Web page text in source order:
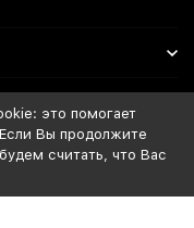
это помогает
Вы продолжите
считать, что Вас